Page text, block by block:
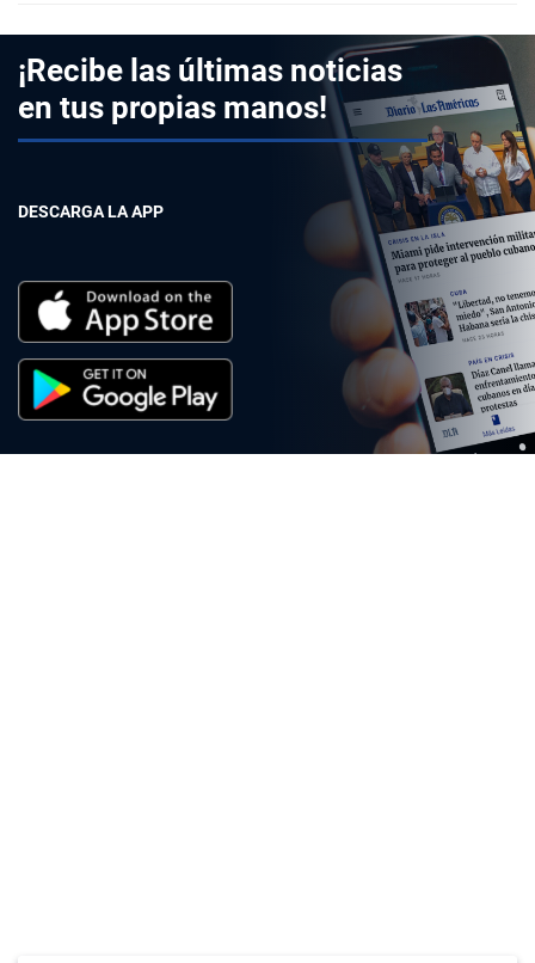
¡Recibe las últimas noticias
en tus propias manos!
DESCARGA LA APP